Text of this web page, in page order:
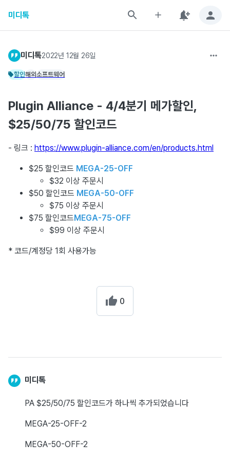
미디톡
미디톡2022년 12월 26일
할인해외소프트웨어
Plugin Alliance - 4/4분기 메가할인,
$25/50/75 할인코드
- 링크 : https://www.plugin-alliance.com/en/products.html
$25 할인코드 MEGA-25-OFF
$32 이상 주문시
$50 할인코드 MEGA-50-OFF
$75 이상 주문시
$75 할인코드 MEGA-75-OFF
$99 이상 주문시
* 코드/계정당 1회 사용가능
0
미디톡
PA $25/50/75 할인코드가 하나씩 추가되었습니다
MEGA-25-OFF-2
MEGA-50-OFF-2